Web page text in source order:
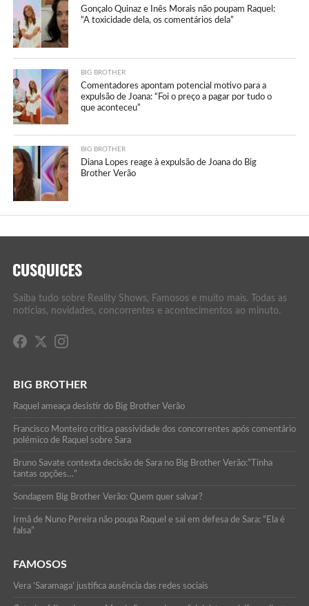
Gonçalo Quinaz e Inês Morais não poupam Raquel:
“A toxicidade dela, os comentários dela”
BIG BROTHER
Comentadores apontam potencial motivo para a
expulsão de Joana: “Foi o preço a pagar por tudo o
que aconteceu”
BIG BROTHER
Diana Lopes reage à expulsão de Joana do Big
Brother Verão
Saiba tudo sobre Reality Shows, Famosos e muito mais. Todas as
notícias, novidades, concorrentes e acontecimentos ao minuto.
BIG BROTHER
Raquel ameaça desistir do Big Brother Verão
Francisco Monteiro critica passividade dos concorrentes após comentário
polémico de Raquel sobre Sara
Bruno Savate contexta decisão de Sara no Big Brother Verão:”Tinha
tantas opções…”
Sondagem Big Brother Verão: Quem quer salvar?
Irmã de Nuno Pereira não poupa Raquel e sai em defesa de Sara: “Ela é
falsa”
FAMOSOS
Vera ‘Saramaga’ justifica ausência das redes sociais